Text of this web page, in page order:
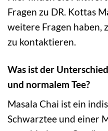
Fragen zu DR. Kottas
weitere Fragen haben,
zu kontaktieren.
Was ist der
und normalem Tee?
Masala Chai ist ein
Schwarztee und einer